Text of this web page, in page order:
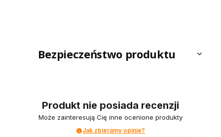
Bezpieczeństwo produktu
Produkt nie posiada recenzji
Może zainteresują Cię inne ocenione produkty
Jak zbieramy opinie?